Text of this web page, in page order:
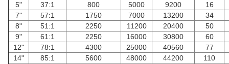
5" 37:1 800 5000 9200
16
7"
57:1 1750 7000 13200
34
8"
51:1 2250 11200 20400
50
9"
61:1 2250 16000 30800
60
12"
78:1 4300 25000 40560
77
14"
85:1 5600 48000 44200
110